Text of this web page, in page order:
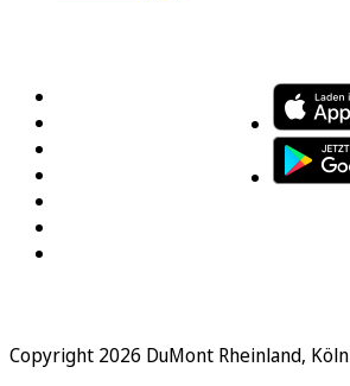
Copyright 2026 DuMont Rheinland, Köln